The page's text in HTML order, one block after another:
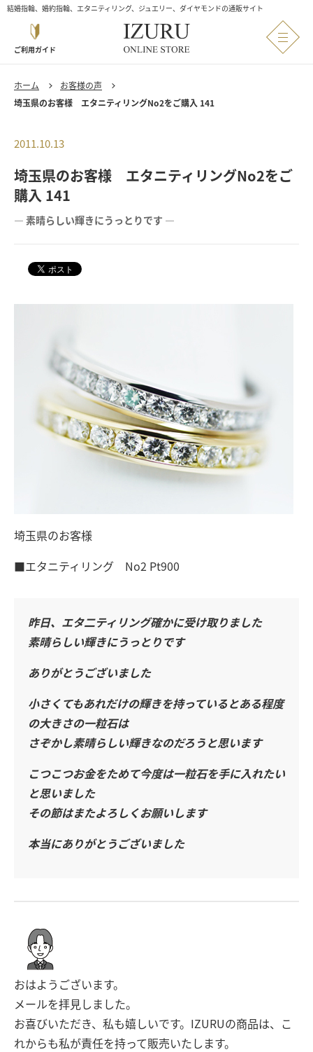
結婚指輪、婚約指輪、エタニティリング、ジュエリー、ダイヤモンドの通販サイト
ご利用ガイド
ホーム
お客様の声
埼玉県のお客様 エタニティリングNo2をご購入 141
2011.10.13
埼玉県のお客様 エタニティリングNo2をご
購入 141
― 素晴らしい輝きにうっとりです ―
埼玉県のお客様
■エタニティリング No2 Pt900
昨日、エタ二ティリング確かに受け取りました
素晴らしい輝きにうっとりです
ありがとうございました
小さくてもあれだけの輝きを持っているとある程度
の大きさの一粒石は
さぞかし素晴らしい輝きなのだろうと思います
こつこつお金をためて今度は一粒石を手に入れたい
と思いました
その節はまたよろしくお願いします
本当にありがとうございました
おはようございます。
メールを拝見しました。
お喜びいただき、私も嬉しいです。IZURUの商品は、こ
れからも私が責任を持って販売いたします。